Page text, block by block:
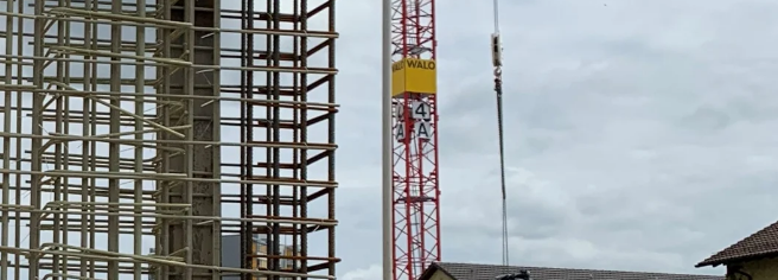
Rohrdurchführungen
Transwand
Futterrohr
Bodendurchführung
Bodenablauf
Zubehör
Quellbänder